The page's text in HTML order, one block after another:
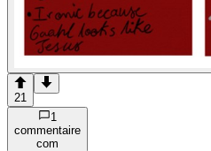
21
1
commentaire
com